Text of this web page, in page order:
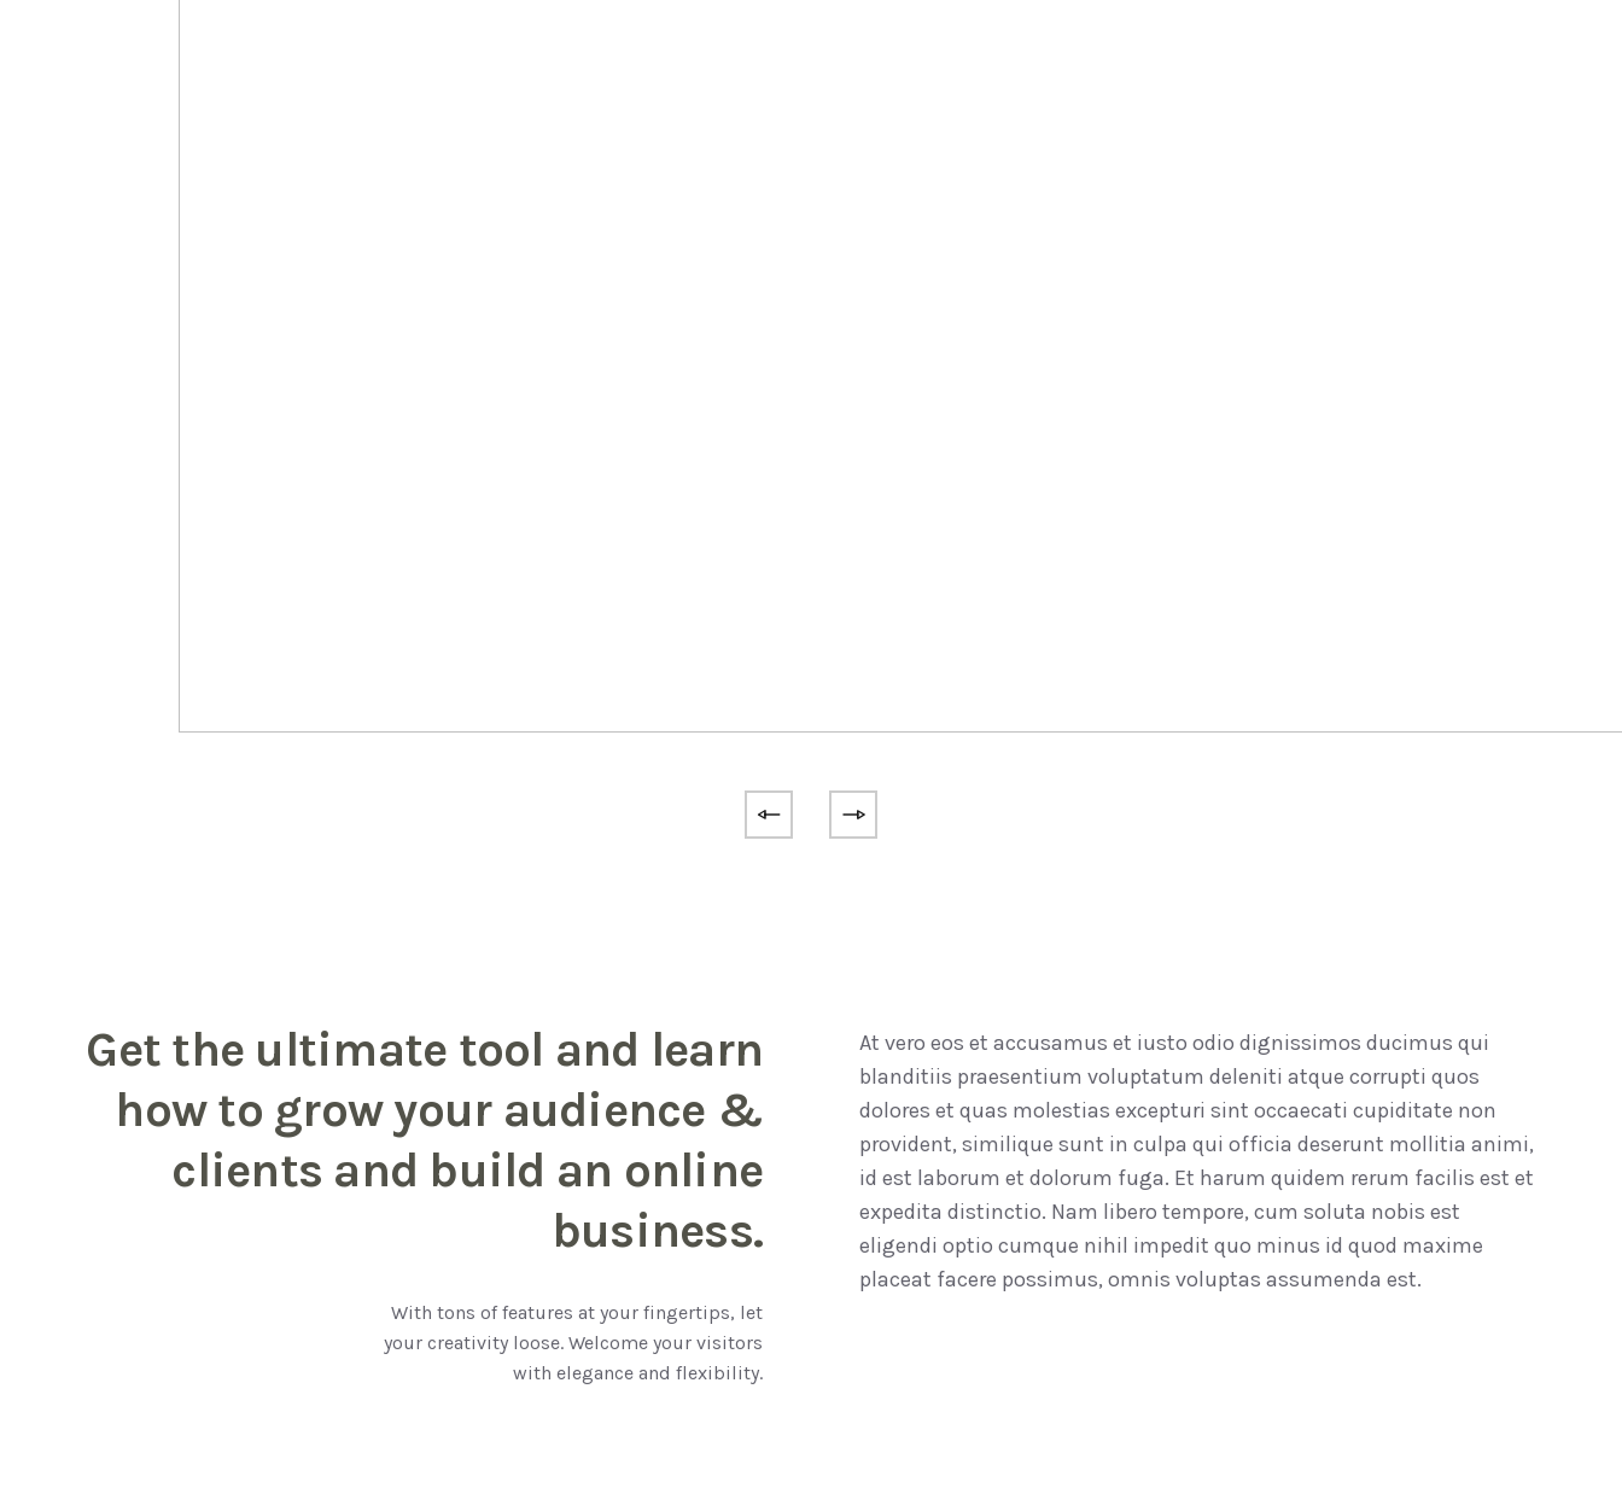
Get the ultimate tool and learn
how to grow your audience &
clients and build an online
business.
With tons of features at your fingertips, let
your creativity loose. Welcome your visitors
with elegance and flexibility.
At vero eos et accusamus et iusto odio dignissimos ducimus qui
blanditiis praesentium voluptatum deleniti atque corrupti quos
dolores et quas molestias excepturi sint occaecati cupiditate non
provident, similique sunt in culpa qui officia deserunt mollitia animi,
id est laborum et dolorum fuga. Et harum quidem rerum facilis est et
expedita distinctio. Nam libero tempore, cum soluta nobis est
eligendi optio cumque nihil impedit quo minus id quod maxime
placeat facere possimus, omnis voluptas assumenda est.